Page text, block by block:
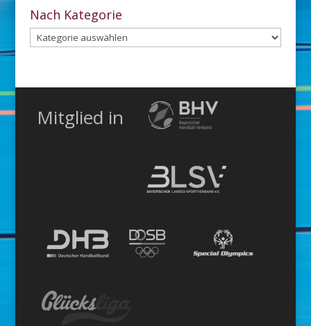
Archiv
Nach Kategorie
Nach
Kategorie
Mitglied in